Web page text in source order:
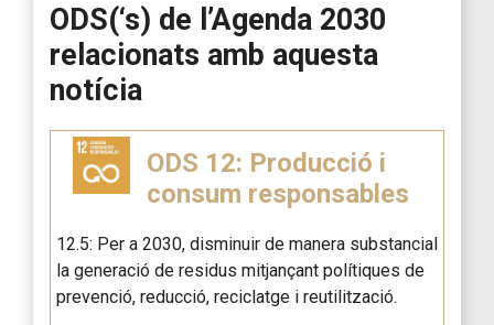
ODS(‘s) de l’Agenda 2030
relacionats amb aquesta
notícia
ODS 12: Producció i
consum responsables
12.5: Per a 2030, disminuir de manera substancial
la generació de residus mitjançant polítiques de
prevenció, reducció, reciclatge i reutilització.